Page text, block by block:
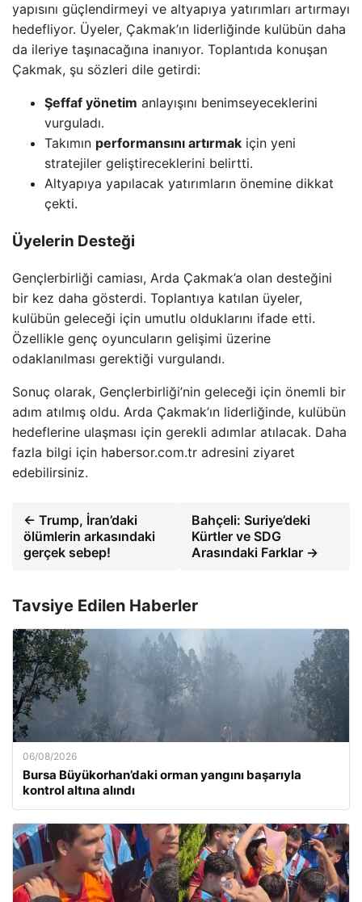
yapısını güçlendirmeyi ve altyapıya yatırımları artırmayı
hedefliyor. Üyeler, Çakmak’ın liderliğinde kulübün daha
da ileriye taşınacağına inanıyor. Toplantıda konuşan
Çakmak, şu sözleri dile getirdi:
Şeffaf yönetim anlayışını benimseyeceklerini
vurguladı.
Takımın performansını artırmak için yeni
stratejiler geliştireceklerini belirtti.
Altyapıya yapılacak yatırımların önemine dikkat
çekti.
Üyelerin Desteği
Gençlerbirliği camiası, Arda Çakmak’a olan desteğini
bir kez daha gösterdi. Toplantıya katılan üyeler,
kulübün geleceği için umutlu olduklarını ifade etti.
Özellikle genç oyuncuların gelişimi üzerine
odaklanılması gerektiği vurgulandı.
Sonuç olarak, Gençlerbirliği’nin geleceği için önemli bir
adım atılmış oldu. Arda Çakmak’ın liderliğinde, kulübün
hedeflerine ulaşması için gerekli adımlar atılacak. Daha
fazla bilgi için habersor.com.tr adresini ziyaret
edebilirsiniz.
← Trump, İran’daki
ölümlerin arkasındaki
gerçek sebep!
Bahçeli: Suriye’deki
Kürtler ve SDG
Arasındaki Farklar →
Tavsiye Edilen Haberler
06/08/2026
Bursa Büyükorhan’daki orman yangını başarıyla
kontrol altına alındı